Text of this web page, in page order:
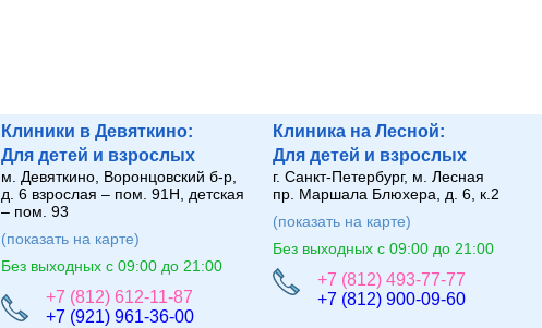
Клиники в Девяткино:
Для детей и взрослых
м. Девяткино, Воронцовский б-р,
д. 6 взрослая – пом. 91Н, детская
– пом. 93
(показать на карте)
Без выходных с 09:00 до 21:00
+7 (812) 612-11-87
+7 (921) 961-36-00
Клиника на Лесной:
Для детей и взрослых
г. Санкт-Петербург, м. Лесная
пр. Маршала Блюхера, д. 6, к.2
(показать на карте)
Без выходных с 09:00 до 21:00
+7 (812) 493-77-77
+7 (812) 900-09-60